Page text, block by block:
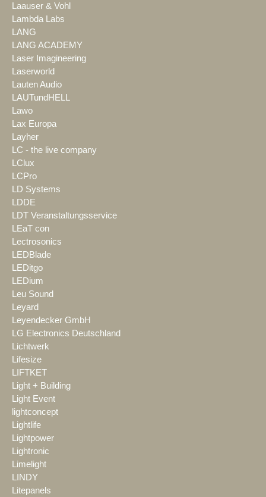
Laauser & Vohl
Lambda Labs
LANG
LANG ACADEMY
Laser Imagineering
Laserworld
Lauten Audio
LAUTundHELL
Lawo
Lax Europa
Layher
LC - the live company
LClux
LCPro
LD Systems
LDDE
LDT Veranstaltungsservice
LEaT con
Lectrosonics
LEDBlade
LEDitgo
LEDium
Leu Sound
Leyard
Leyendecker GmbH
LG Electronics Deutschland
Lichtwerk
Lifesize
LIFTKET
Light + Building
Light Event
lightconcept
Lightlife
Lightpower
Lightronic
Limelight
LINDY
Litepanels